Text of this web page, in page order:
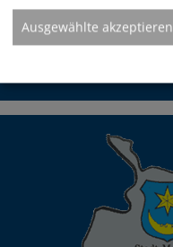
09091/9091-0
Ausgewählte akzeptieren